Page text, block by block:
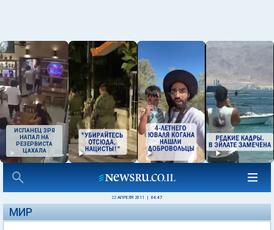
ИСПАНЕЦ ЗРЯ
НАПАЛ НА
РЕЗЕРВИСТА
ЦАХАЛА
22 АПРЕЛЯ 2011 04:47
МИР